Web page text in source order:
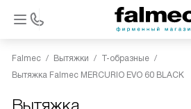
Falmec Вытяжки
Т-образные
Вытяжка Falmec MERCURIO EVO 60 BLACK
Вытяжка